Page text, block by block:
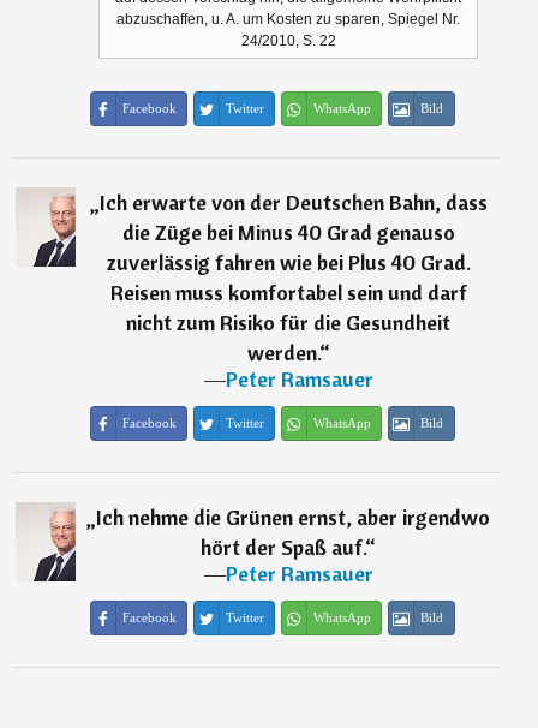
abzuschaffen, u. A. um Kosten zu sparen, Spiegel Nr.
24/2010, S. 22
Facebook Twitter WhatsApp Bild
„Ich erwarte von der Deutschen Bahn, dass
die Züge bei Minus 40 Grad genauso
zuverlässig fahren wie bei Plus 40 Grad.
Reisen muss komfortabel sein und darf
nicht zum Risiko für die Gesundheit
werden.“
―Peter Ramsauer
Facebook Twitter WhatsApp Bild
„Ich nehme die Grünen ernst, aber irgendwo
hört der Spaß auf.“
―Peter Ramsauer
Facebook Twitter WhatsApp Bild